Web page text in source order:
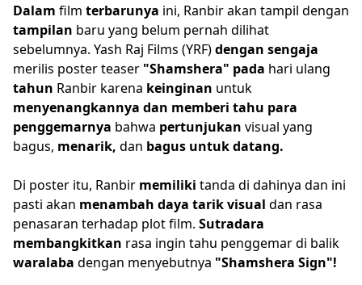
Dalam film terbarunya ini, Ranbir akan tampil dengan
tampilan baru yang belum pernah dilihat
sebelumnya. Yash Raj Films (YRF)dengan sengaja
merilis poster teaser "Shamshera" pada hari ulang
tahun Ranbir karena keinginan untuk
menyenangkannya dan memberi tahu para
penggemarnya bahwa pertunjukan visual yang
bagus, menarik, dan bagus untukdatang.
Di poster itu, Ranbir memiliki tanda di dahinya dan ini
pasti akan menambah daya tarikvisual dan rasa
penasaran terhadap plot film. Sutradara
membangkitkan rasa ingin tahu penggemar di balik
waralaba dengan menyebutnya "Shamshera Sign"!